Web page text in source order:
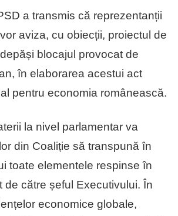
a transmis că reprezentanții
aviza, cu obiecții, proiectul de
blocajul provocat de
în elaborarea acestui act
pentru economia românească.
la nivel parlamentar va
din Coaliție să transpună în
toate elementele respinse în
de către șeful Executivului. În
economice globale,